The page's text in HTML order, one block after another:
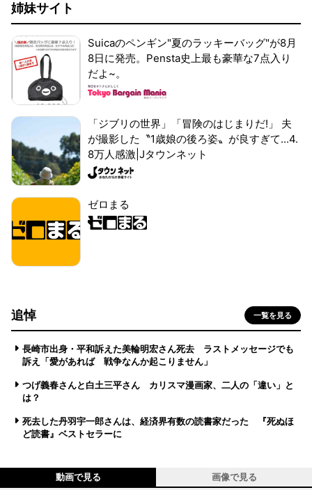
姉妹サイト
Suicaのペンギン"夏のラッキーバッグ"が8月
8日に発売。Pensta史上最も豪華な7点入り
だよ~。
「ジブリの世界」「冒険のはじまりだ!」 夫
が撮影した〝1歳娘の後ろ姿〟が良すぎて...4.
8万人感激|Jタウンネット
ゼロまる
追悼 一覧を見る
長崎市出身・平和訴えた美輪明宏さん死去 ラストメッセージでも
訴え「愛があれば 戦争なんか起こりません」
つげ義春さんと白土三平さん カリスマ漫画家、二人の「違い」と
は？
死去した丹羽宇一郎さんは、経済界有数の読書家だった 『死ぬほ
ど読書』ベストセラーに
動画で見る 画像で見る